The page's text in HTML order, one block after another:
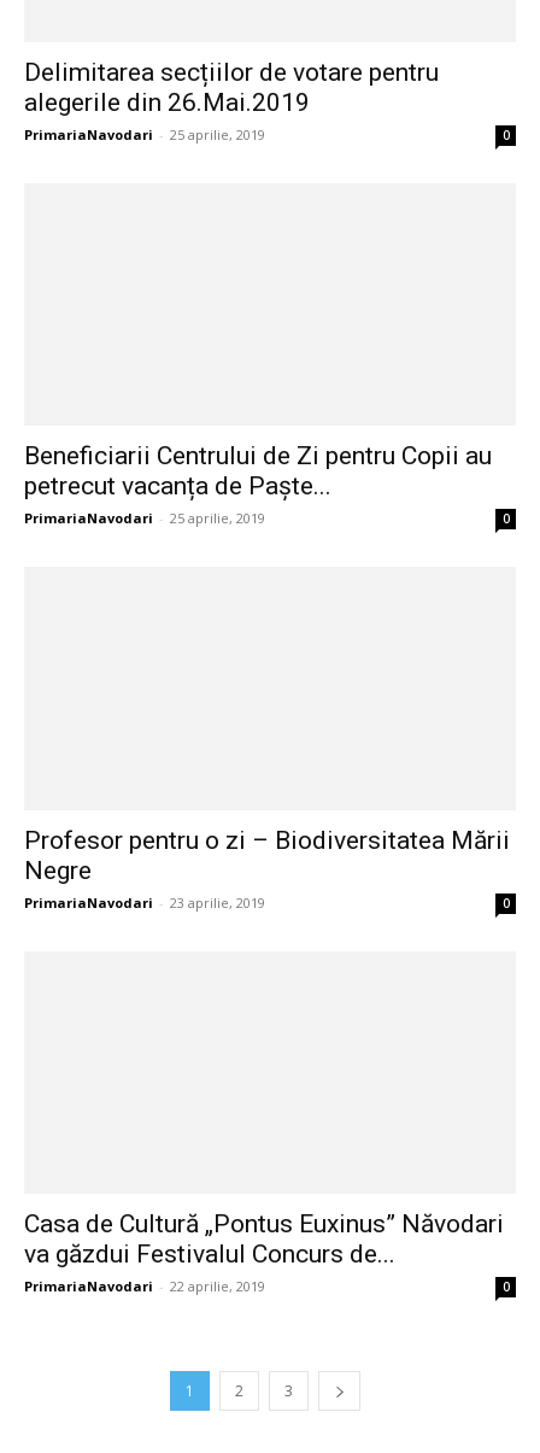
Delimitarea secțiilor de votare pentru
alegerile din 26.Mai.2019
PrimariaNavodari - 25 aprilie, 2019 0
Beneficiarii Centrului de Zi pentru Copii au
petrecut vacanța de Paște...
PrimariaNavodari - 25 aprilie, 2019 0
Profesor pentru o zi – Biodiversitatea Mării
Negre
PrimariaNavodari - 23 aprilie, 2019 0
Casa de Cultură „Pontus Euxinus” Năvodari
va găzdui Festivalul Concurs de...
PrimariaNavodari - 22 aprilie, 2019 0
1 2 3